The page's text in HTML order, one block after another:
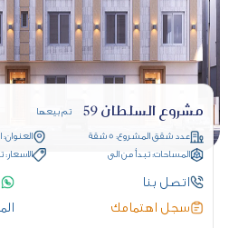
مشروع السلطان 59 تم بيعها
عدد شقق المشروع: 5 شقة
المساحات: تبدأ من الى
الاسعار:
اتصل بنا
سجل اهتمامك